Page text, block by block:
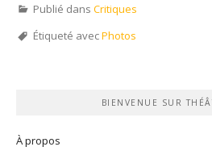
Publié dans Critiques
Étiqueté avecPhotos
BIENVENUE SUR
À propos